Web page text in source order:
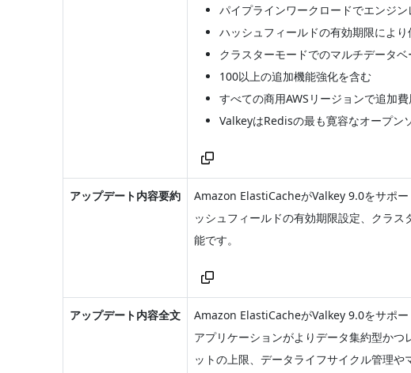
パイプラインワークロードでエンジ
ハッシュフィールドの有効期限によ
クラスターモードでのマルチデータ
100以上の追加機能強化を含む
すべての商用AWSリージョンで追加
ValkeyはRedisの最も寛容なオープン
アップデート内容要約
Amazon ElastiCacheがValkey 9.0をサポ
ッシュフィールドの有効期限設定、クラ
能です。
アップデート内容全文
Amazon ElastiCacheがValkey 9.0をサポー
アプリケーションがよりデータ集約型か
ットの上限、データライフサイクル管理や